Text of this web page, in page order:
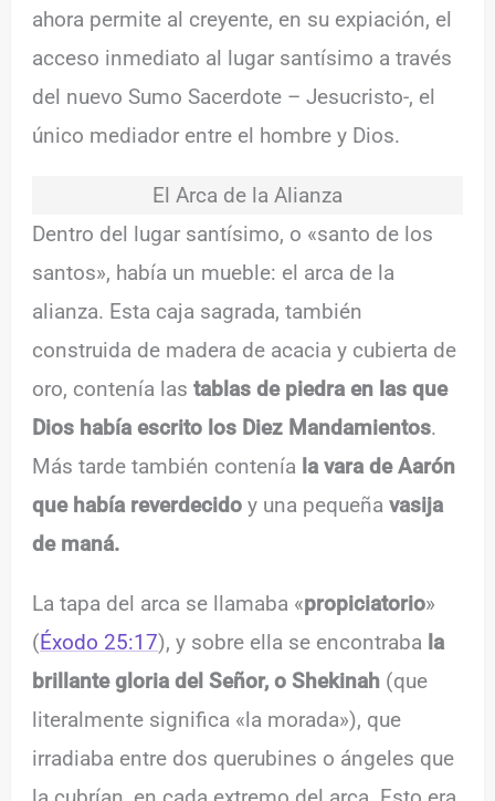
ahora permite al creyente, en su expiación, el
acceso inmediato al lugar santísimo a través
del nuevo Sumo Sacerdote – Jesucristo-, el
único mediador entre el hombre y Dios.
El Arca de la Alianza
Dentro del lugar santísimo, o «santo de los
santos», había un mueble: el arca de la
alianza. Esta caja sagrada, también
construida de madera de acacia y cubierta de
oro, contenía lastablas de piedra en las que
Dios había escrito los Diez Mandamientos.
Más tarde también contenía la vara de Aarón
que había reverdecidoy una pequeñavasija
de maná.
La tapa del arca se llamaba «propiciatorio»
(Éxodo 25:17), y sobre ella se encontraba la
brillante gloria del Señor, o Shekinah (que
literalmente significa «la morada»), que
irradiaba entre dos querubines o ángeles que